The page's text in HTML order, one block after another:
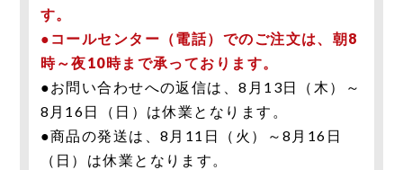
す。
●コールセンター（電話）でのご注文は、朝8
時～夜10時まで承っております。
●お問い合わせへの返信は、8月13日（木）～
8月16日（日）は休業となります。
●商品の発送は、8月11日（火）～8月16日
（日）は休業となります。